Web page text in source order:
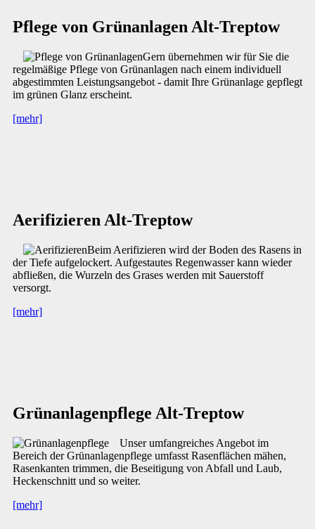
Pflege von Grünanlagen Alt-Treptow
Gern übernehmen wir für Sie die
regelmäßige Pflege von Grünanlagen nach einem individuell
abgestimmten Leistungsangebot - damit Ihre Grünanlage gepflegt
im grünen Glanz erscheint.
[mehr]
Aerifizieren Alt-Treptow
Beim Aerifizieren wird der Boden des Rasens in
der Tiefe aufgelockert. Aufgestautes Regenwasser kann wieder
abfließen, die Wurzeln des Grases werden mit Sauerstoff
versorgt.
[mehr]
Grünanlagenpflege Alt-Treptow
Unser umfangreiches Angebot im
Bereich der Grünanlagenpflege umfasst Rasenflächen mähen,
Rasenkanten trimmen, die Beseitigung von Abfall und Laub,
Heckenschnitt und so weiter.
[mehr]